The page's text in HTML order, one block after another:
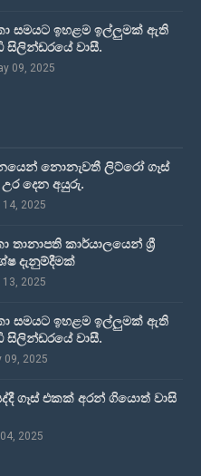
සමයට ඉහළම ඉල්ලුමක් ඇති
වාසී.
09, 2025
නොනැවතී ලිට්රෝ ගෑස්
දෙන අයුරු.
2025
තානාපති කාර්යාලයෙන් ශ්‍රී
දැනුම්දීමක්
2025
සමයට ඉහළම ඉල්ලුමක් ඇති
වාසී.
09, 2025
ගෑස් එකක් අරන් ගියොත් වාසි
2025